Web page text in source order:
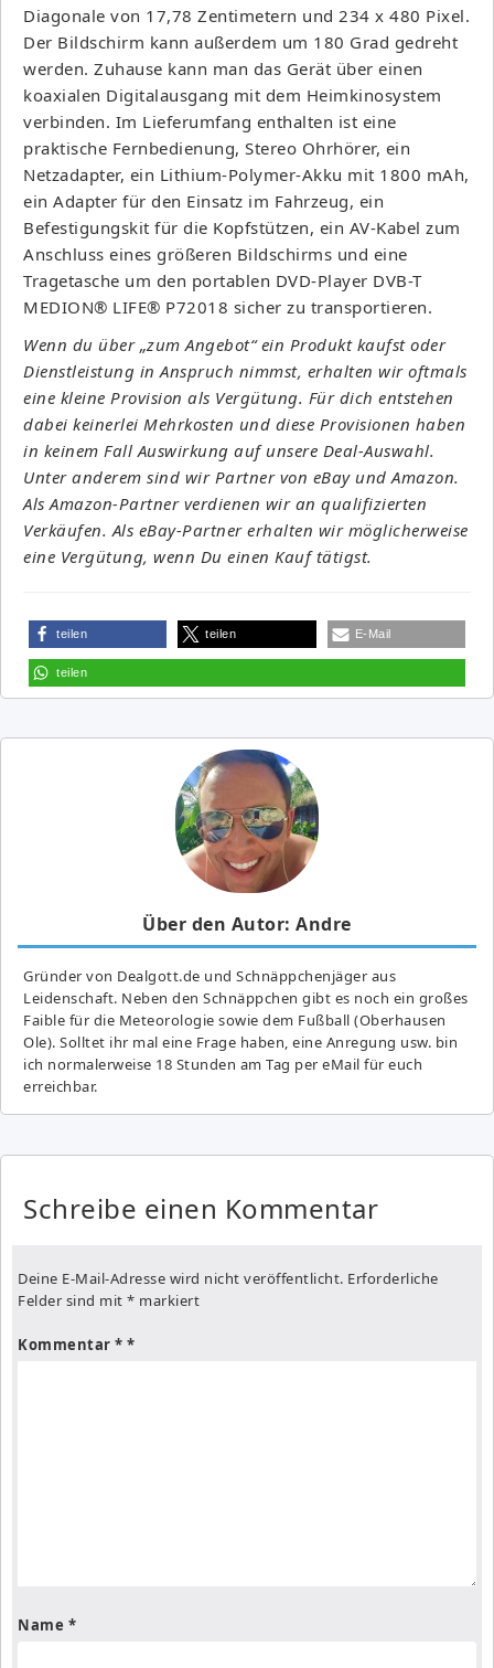
Diagonale von 17,78 Zentimetern und 234 x 480 Pixel.
Der Bildschirm kann außerdem um 180 Grad gedreht
werden. Zuhause kann man das Gerät über einen
koaxialen Digitalausgang mit dem Heimkinosystem
verbinden. Im Lieferumfang enthalten ist eine
praktische Fernbedienung, Stereo Ohrhörer, ein
Netzadapter, ein Lithium-Polymer-Akku mit 1800 mAh,
ein Adapter für den Einsatz im Fahrzeug, ein
Befestigungskit für die Kopfstützen, ein AV-Kabel zum
Anschluss eines größeren Bildschirms und eine
Tragetasche um den portablen DVD-Player DVB-T
MEDION® LIFE® P72018 sicher zu transportieren.
Wenn du über „zum Angebot“ ein Produkt kaufst oder
Dienstleistung in Anspruch nimmst, erhalten wir oftmals
eine kleine Provision als Vergütung. Für dich entstehen
dabei keinerlei Mehrkosten und diese Provisionen haben
in keinem Fall Auswirkung auf unsere Deal-Auswahl.
Unter anderem sind wir Partner von eBay und Amazon.
Als Amazon-Partner verdienen wir an qualifizierten
Verkäufen. Als eBay-Partner erhalten wir möglicherweise
eine Vergütung, wenn Du einen Kauf tätigst.
teilen teilen E-Mail
teilen
Über den Autor: Andre
Gründer von Dealgott.de und Schnäppchenjäger aus
Leidenschaft. Neben den Schnäppchen gibt es noch ein großes
Fai­ble für die Meteorologie sowie dem Fußball (Oberhausen
Ole). Solltet ihr mal eine Frage haben, eine Anregung usw. bin
ich normalerweise 18 Stunden am Tag per eMail für euch
erreichbar.
Schreibe einen Kommentar
Deine E-Mail-Adresse wird nicht veröffentlicht. Erforderliche
Felder sind mit * markiert
Kommentar *
Name *